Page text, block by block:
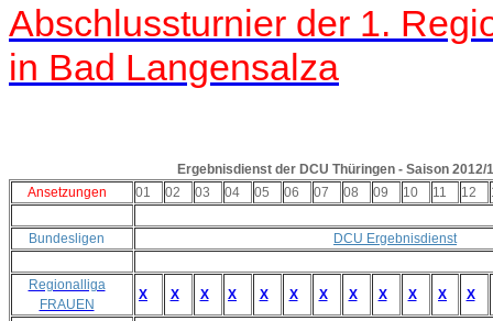
Abschlussturnier der 1.
in Bad Langensalza
Ergebnisdienst der DCU Thüringen - Saison 2012/
Ansetzungen
01 02 03 04 05 06 07 08 09 10 11 12
Bundesligen DCU Ergebnisdienst
Regionalliga
FRAUEN
X X X X X X X X X X X X